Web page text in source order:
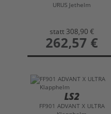
URUS Jethelm
statt 308,90 €
preis
262,57 €
LS2
FF901 ADVANT X ULTRA